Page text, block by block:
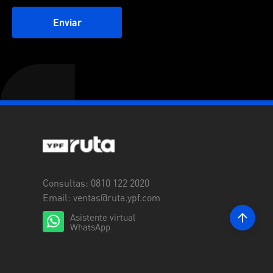
Enviar
Consultas: 0810 122 2020
Email: ventas@ruta.ypf.com
Asistente virtual
WhatsApp